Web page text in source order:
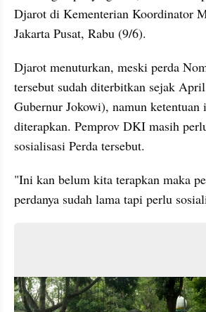
Djarot di Kementerian Koordinator
Jakarta Pusat, Rabu (9/6).
Djarot menuturkan, meski perda
tersebut sudah diterbitkan sejak
Gubernur Jokowi), namun ketentuan
diterapkan. Pemprov DKI masih
sosialisasi Perda tersebut.
"Ini kan belum kita terapkan maka
perdanya sudah lama tapi perlu